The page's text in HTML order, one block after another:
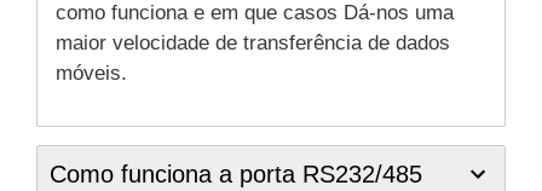
como funciona e em que casos Dá-nos uma
maior velocidade de transferência de dados
móveis.
Como funciona a porta RS232/485